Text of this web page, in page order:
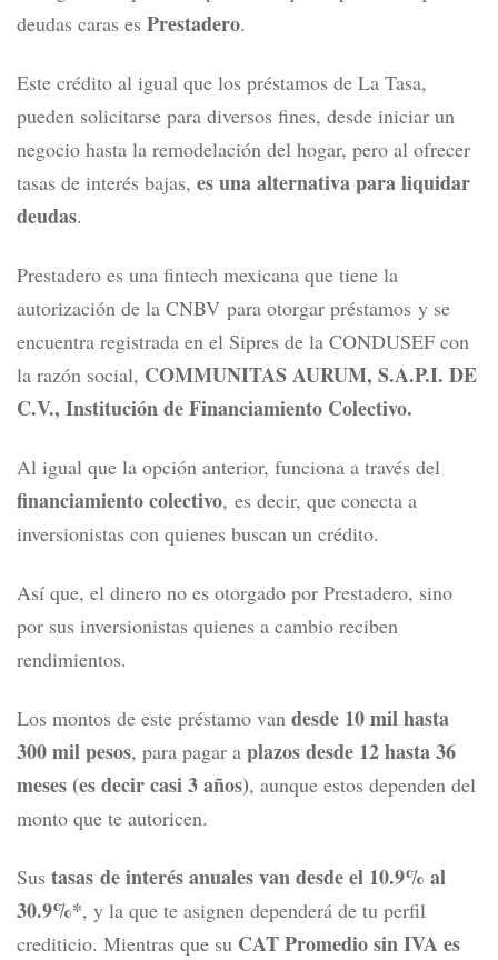
deudas caras es Prestadero.
Este crédito al igual que los préstamos de La Tasa,
pueden solicitarse para diversos fines, desde iniciar un
negocio hasta la remodelación del hogar, pero al ofrecer
tasas de interés bajas, es una alternativa para liquidar
deudas.
Prestadero es una fintech mexicana que tiene la
autorización de la CNBV para otorgar préstamos y se
encuentra registrada en el Sipres de la CONDUSEF con
la razón social, COMMUNITAS AURUM, S.A.P.I. DE
C.V., Institución de Financiamiento Colectivo.
Al igual que la opción anterior, funciona a través del
financiamiento colectivo, es decir, que conecta a
inversionistas con quienes buscan un crédito.
Así que, el dinero no es otorgado por Prestadero, sino
por sus inversionistas quienes a cambio reciben
rendimientos.
Los montos de este préstamo van desde 10 mil hasta
300 mil pesos, para pagar a plazos desde 12 hasta 36
meses (es decir casi 3 años), aunque estos dependen del
monto que te autoricen.
Sus tasas de interés anuales van desde el 10.9% al
30.9%*, y la que te asignen dependerá de tu perfil
crediticio. Mientras que su CAT Promedio sin IVA es